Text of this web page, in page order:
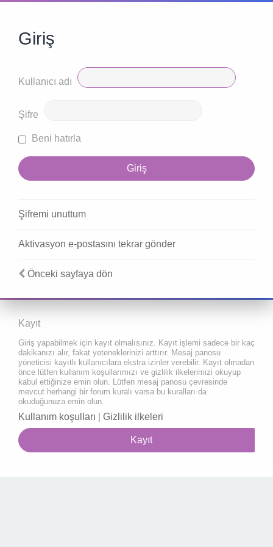
Giriş
Kullanıcı adı
Şifre
Beni hatırla
Şifremi unuttum
Aktivasyon e-postasını tekrar gönder
Önceki sayfaya dön
Kayıt
Giriş yapabilmek için kayıt olmalısınız. Kayıt işlemi sadece bir kaç
dakikanızı alır, fakat yeteneklerinizi arttırır. Mesaj panosu
yöneticisi kayıtlı kullanıcılara ekstra izinler verebilir. Kayıt olmadan
önce lütfen kullanım koşullarımızı ve gizlilik ilkelerimizi okuyup
kabul ettiğinize emin olun. Lütfen mesaj panosu çevresinde
mevcut herhangi bir forum kuralı varsa bu kuralları da
okuduğunuza emin olun.
Kullanım koşulları Gizlilik ilkeleri
Kayıt